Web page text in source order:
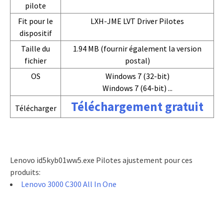
pilote
Fit pour le
dispositif
LXH-JME LVT Driver Pilotes
Taille du
fichier
1.94 MB (fournir également la version
postal)
OS
Windows 7 (32-bit)
Windows 7 (64-bit) ...
Télécharger
Téléchargement gratuit
Lenovo id5kyb01ww5.exe Pilotes ajustement pour ces
produits:
Lenovo 3000 C300 All In One